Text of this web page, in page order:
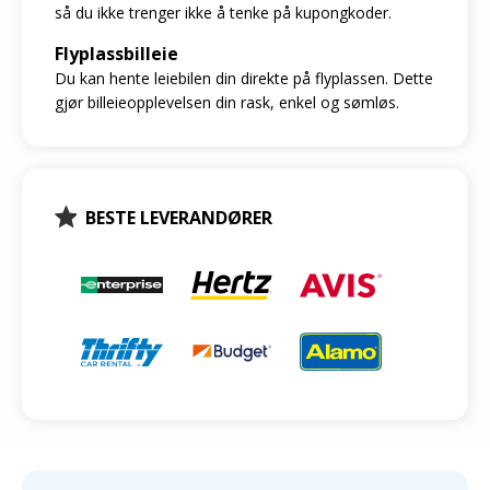
så du ikke trenger ikke å tenke på kupongkoder.
Flyplassbilleie
Du kan hente leiebilen din direkte på flyplassen. Dette
gjør billeieopplevelsen din rask, enkel og sømløs.
BESTE LEVERANDØRER